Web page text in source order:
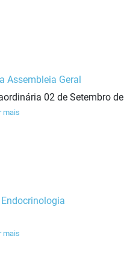
Assembleia Geral
02 de Setembro
mais
mais